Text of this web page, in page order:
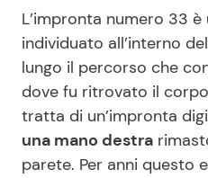
L’impronta numero 33
individuato all’interno
lungo il percorso che
dove fu ritrovato il
tratta di un’impronta
una mano destra
parete. Per anni questo